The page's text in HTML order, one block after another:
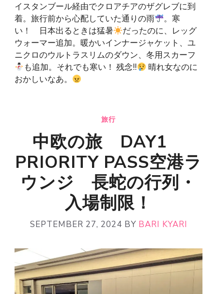
イスタンブール経由でクロアチアのザグレブに到
着。旅行前から心配していた通りの雨
。寒
い！ 日本出るときは猛暑
だったのに、レッグ
ウォーマー追加。暖かいインナージャケット、ユ
ニクロのウルトラスリムのダウン、冬用スカーフ
も追加。それでも寒い！ 残念!!
晴れ女なのに
おかしいなあ。
旅行
中欧の旅 DAY1
PRIORITY PASS空港ラ
ウンジ 長蛇の行列・
入場制限！
SEPTEMBER 27, 2024 BY BARI KYARI